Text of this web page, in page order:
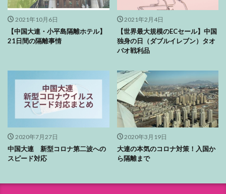
2021年10月6日
【中国大連・小平島隔離ホテル】
21日間の隔離事情
2021年2月4日
【世界最大規模のECセール】中国
独身の日（ダブルイレブン）タオ
バオ戦利品
2020年7月27日
中国大連 新型コロナ第二波への
スピード対応
2020年3月19日
大連の本気のコロナ対策！入国か
ら隔離まで